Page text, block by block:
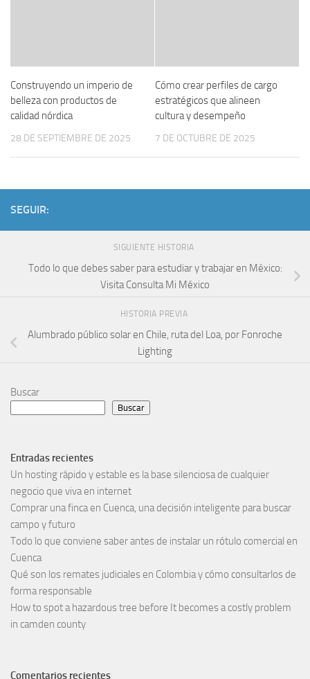
Construyendo un imperio de
belleza con productos de
calidad nórdica
28 DE SEPTIEMBRE DE 2025
Cómo crear perfiles de cargo
estratégicos que alineen
cultura y desempeño
7 DE OCTUBRE DE 2025
SEGUIR:
SIGUIENTE HISTORIA
Todo lo que debes saber para estudiar y trabajar en México:
Visita Consulta Mi México
HISTORIA PREVIA
Alumbrado público solar en Chile, ruta del Loa, por Fonroche
Lighting
Buscar
Buscar
Entradas recientes
Un hosting rápido y estable es la base silenciosa de cualquier
negocio que viva en internet
Comprar una finca en Cuenca, una decisión inteligente para buscar
campo y futuro
Todo lo que conviene saber antes de instalar un rótulo comercial en
Cuenca
Qué son los remates judiciales en Colombia y cómo consultarlos de
forma responsable
How to spot a hazardous tree before It becomes a costly problem
in camden county
Comentarios recientes